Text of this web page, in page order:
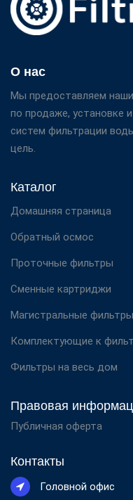
О нас
Мы предоставляем
по продаже, установке
систем фильтрации
цель.
Каталог
Домашняя страница
Обратный осмос
Проточные фильтры
Сменные картриджи
Магистральные фильтры
Комплектующие к
Фильтры на весь дом
Правовая
Публичная оферта
Контакты
Головной офис